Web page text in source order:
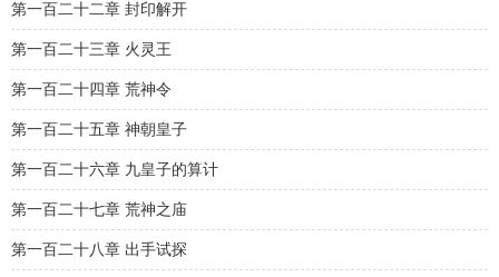
第一百二十二章 封印解开
第一百二十三章 火灵王
第一百二十四章 荒神令
第一百二十五章 神朝皇子
第一百二十六章 九皇子的算计
第一百二十七章 荒神之庙
第一百二十八章 出手试探